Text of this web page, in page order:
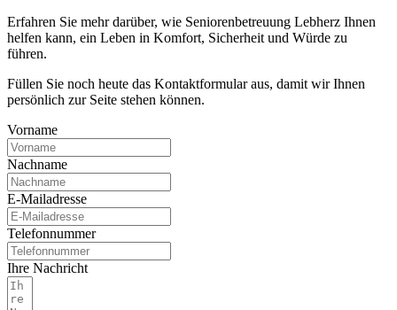
Erfahren Sie mehr darüber, wie Seniorenbetreuung Lebherz Ihnen
helfen kann, ein Leben in Komfort, Sicherheit und Würde zu
führen.
Füllen Sie noch heute das Kontaktformular aus, damit wir Ihnen
persönlich zur Seite stehen können.
Vorname
Nachname
E-Mailadresse
Telefonnummer
Ihre Nachricht